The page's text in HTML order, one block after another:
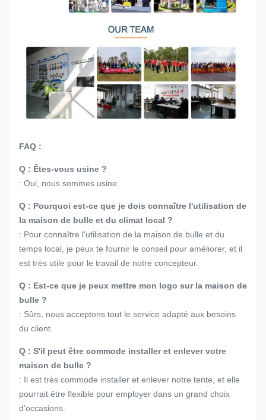
FAQ :
Q : Êtes-vous usine ?
: Oui, nous sommes usine.
Q : Pourquoi est-ce que je dois connaître l'utilisation de
la maison de bulle et du climat local ?
: Pour connaître l'utilisation de la maison de bulle et du
temps local, je peux te fournir le conseil pour améliorer, et il
est très utile pour le travail de notre concepteur.
Q : Est-ce que je peux mettre mon logo sur la maison de
bulle ?
: Sûrs, nous acceptons tout le service adapté aux besoins
du client.
Q : S'il peut être commode installer et enlever votre
maison de bulle ?
: Il est très commode installer et enlever notre tente, et elle
pourrait être flexible pour employer dans un grand choix
d'occasions.